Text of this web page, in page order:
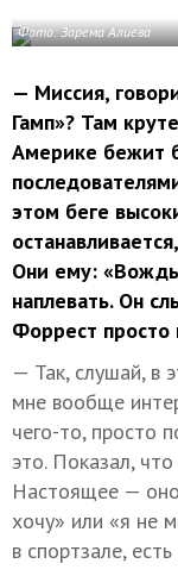
Фото: Зарема Алиева
— Миссия,
Гамп»? Там
Америке бежит
этом беге
Они ему:
наплевать. Он
Форрест
— Так, слушай, в
мне вообще
чего-то, просто
это. Показал,
Настоящее —
хочу» или «я не
в спортзале,